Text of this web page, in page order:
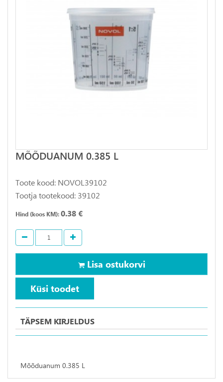
MÕÕDUANUM 0.385 L
Toote kood: NOVOL39102
Tootja tootekood: 39102
Hind (koos KM): 0.38 €
Lisa ostukorvi
Küsi toodet
TÄPSEM KIRJELDUS
Mõõduanum 0.385 L